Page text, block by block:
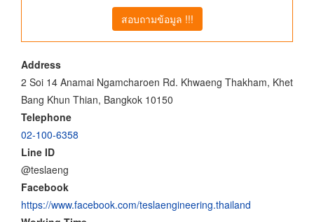
สอบถามข้อมูล !!!
Address
2 Soi 14 Anamai Ngamcharoen Rd. Khwaeng Thakham, Khet
Bang Khun Thian, Bangkok 10150
Telephone
02-100-6358
Line ID
@teslaeng
Facebook
https://www.facebook.com/teslaengineering.thailand